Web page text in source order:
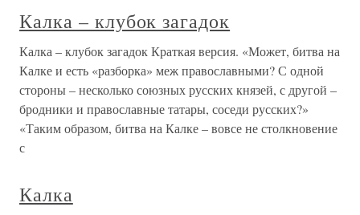
Калка – клубок загадок
Калка – клубок загадок Краткая версия. «Может, битва на
Калке и есть «разборка» меж православными? С одной
стороны – несколько союзных русских князей, с другой –
бродники и православные татары, соседи русских?»
«Таким образом, битва на Калке – вовсе не столкновение
с
Калка